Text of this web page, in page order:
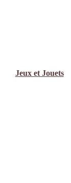
Jeux et Jouets